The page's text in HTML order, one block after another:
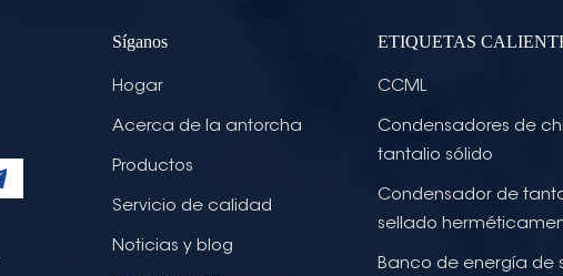
Síganos
Hogar
Acerca de la antorcha
Productos
Servicio de calidad
Noticias y blog
ETIQUETAS
CCML
Condensadores de
tantalio sólido
Condensador de
sellado
Banco de energía de